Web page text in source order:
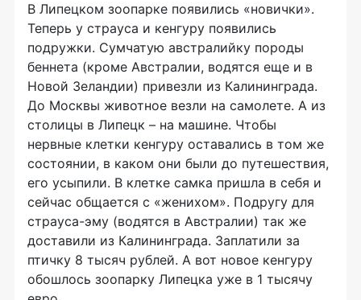
В Липецком зоопарке появились «новички».
Теперь у страуса и кенгуру появились
подружки. Сумчатую австралийку породы
беннета (кроме Австралии, водятся еще и в
Новой Зеландии) привезли из Калининграда.
До Москвы животное везли на самолете. А из
столицы в Липецк – на машине. Чтобы
нервные клетки кенгуру оставались в том же
состоянии, в каком они были до путешествия,
его усыпили. В клетке самка пришла в себя и
сейчас общается с «женихом». Подругу для
страуса-эму (водятся в Австралии) так же
доставили из Калининграда. Заплатили за
птичку 8 тысяч рублей. А вот новое кенгуру
обошлось зоопарку Липецка уже в 1 тысячу